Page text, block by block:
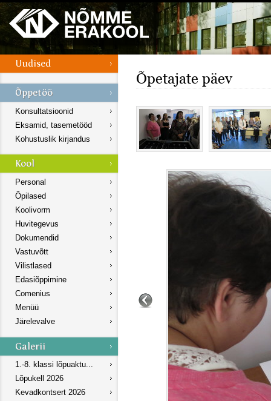
Konsultatsioonid
Eksamid, tasemetööd
Kohustuslik kirjandus
Personal
Õpilased
Koolivorm
Huvitegevus
Dokumendid
Vastuvõtt
Vilistlased
Edasiõppimine
Comenius
Menüü
Järelevalve
1.-8. klassi lõpuaktu...
Lõpukell 2026
Kevadkontsert 2026
Õpetajate päev